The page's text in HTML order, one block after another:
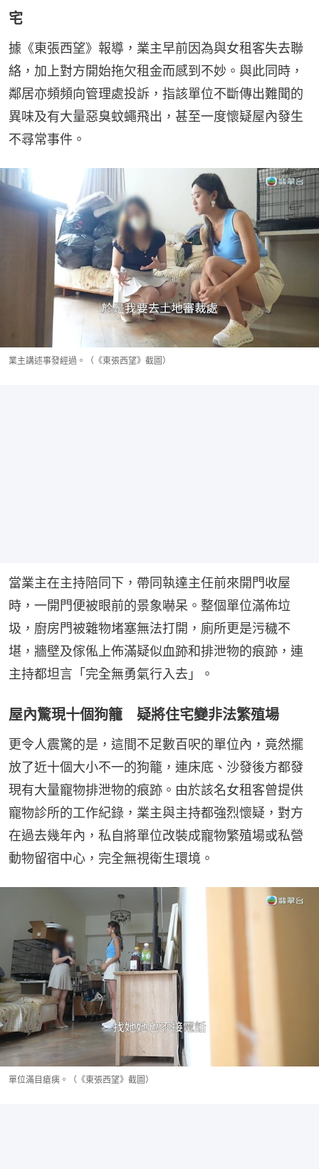
宅
據《東張西望》報導，業主早前因為與女租客失去聯
絡，加上對方開始拖欠租金而感到不妙。與此同時，
鄰居亦頻頻向管理處投訴，指該單位不斷傳出難聞的
異味及有大量惡臭蚊蠅飛出，甚至一度懷疑屋內發生
不尋常事件。
業主講述事發經過。（《東張西望》截圖）
當業主在主持陪同下，帶同執達主任前來開門收屋
時，一開門便被眼前的景象嚇呆。整個單位滿佈垃
圾，廚房門被雜物堵塞無法打開，廁所更是污穢不
堪，牆壁及傢俬上佈滿疑似血跡和排泄物的痕跡，連
主持都坦言「完全無勇氣行入去」。
屋內驚現十個狗籠 疑將住宅變非法繁殖場
更令人震驚的是，這間不足數百呎的單位內，竟然擺
放了近十個大小不一的狗籠，連床底、沙發後方都發
現有大量寵物排泄物的痕跡。由於該名女租客曾提供
寵物診所的工作紀錄，業主與主持都強烈懷疑，對方
在過去幾年內，私自將單位改裝成寵物繁殖場或私營
動物留宿中心，完全無視衛生環境。
單位滿目瘡痍。（《東張西望》截圖）